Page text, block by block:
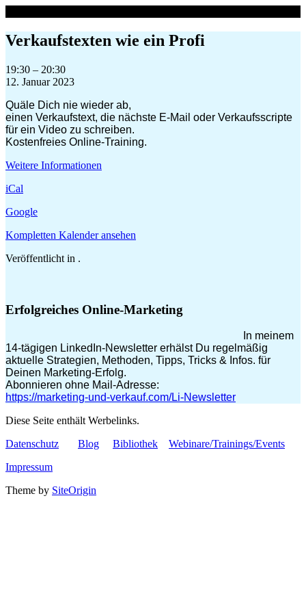
springen
Verkaufstexten wie ein Profi
Verkaufstexten
wie
Profi
19:30 – 20:30
12. Januar 2023
Quäle Dich nie wieder ab,
einen Verkaufstext, die nächste E-Mail oder Verkaufsscripte
für ein Video zu schreiben.
Kostenfreies Online-Training.
Weitere Informationen
iCal
Google
Kompletten Kalender ansehen
Veröffentlicht in .
Erfolgreiches Online-Marketing
In meinem
14-tägigen LinkedIn-Newsletter erhälst Du regelmäßig
aktuelle Strategien, Methoden, Tipps, Tricks & Infos. für
Deinen Marketing-Erfolg.
Abonnieren ohne Mail-Adresse:
https://marketing-und-verkauf.com/Li-Newsletter
Diese Seite enthält Werbelinks.
Datenschutz
Blog Bibliothek
Webinare/Trainings/Events
Impressum
Theme by SiteOrigin